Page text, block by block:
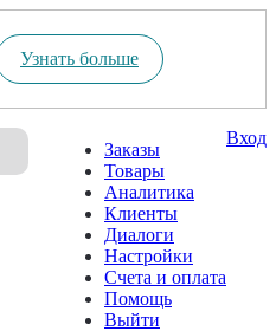
Узнать больше
Заказы
Товары
Аналитика
Клиенты
Диалоги
Настройки
Счета и оплата
Помощь
Выйти
Вход